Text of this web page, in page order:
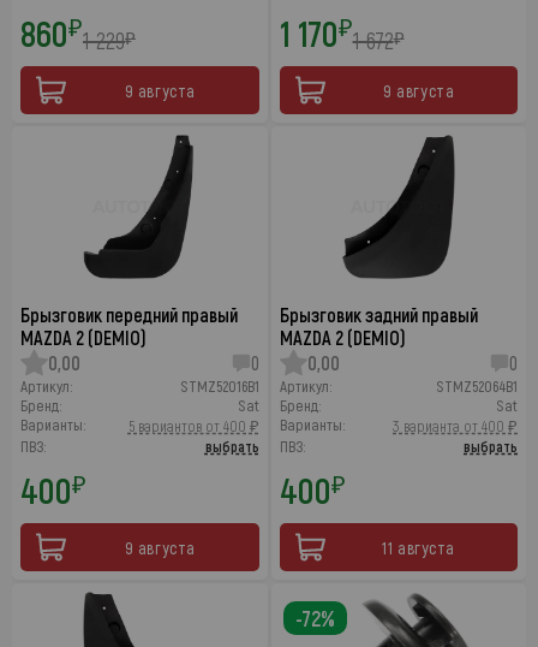
860₽1 229₽
9 августа
1 170₽1 672₽
9 августа
Брызговик передний правый
MAZDA 2 (DEMIO)
0,00
0
Артикул:
STMZ52016B1
Бренд:
Sat
Варианты:
5 вариантов от 400 ₽
ПВЗ:
выбрать
400₽
9 августа
Брызговик задний правый
MAZDA 2 (DEMIO)
0,00
0
Артикул:
STMZ52064B1
Бренд:
Sat
Варианты:
3 варианта от 400 ₽
ПВЗ:
выбрать
400₽
11 августа
-72%